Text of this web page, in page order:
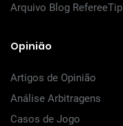
Arquivo Blog RefereeTip
Opinião
Artigos de Opinião
Análise Arbitragens
Casos de Jogo